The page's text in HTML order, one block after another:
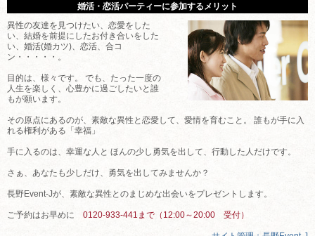
婚活・恋活パーティーに参加するメリット
異性の友達を見つけたい、恋愛をした
い、結婚を前提にしたお付き合いをした
い、婚活(婚カツ)、恋活、合コ
ン・・・・・。
目的は、様々です。 でも、たった一度の
人生を楽しく、心豊かに過ごしたいと誰
もが願います。
その原点にあるのが、素敵な異性と恋愛して、愛情を育むこと。 誰もが手に入
れる権利がある「幸福」
手に入るのは、幸運な人と ほんの少し勇気を出して、行動した人だけです。
さぁ、あなたも少しだけ、勇気を出してみませんか？
長野Event-Jが、素敵な異性とのまじめな出会いをプレゼントします。
ご予約はお早めに 0120-933-441まで（12:00～20:00 受付）